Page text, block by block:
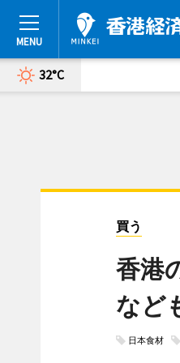
32°C
買う
香港
など
日本食材